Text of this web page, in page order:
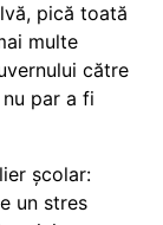
pică toată
multe
către
par a fi
școlar:
un stres